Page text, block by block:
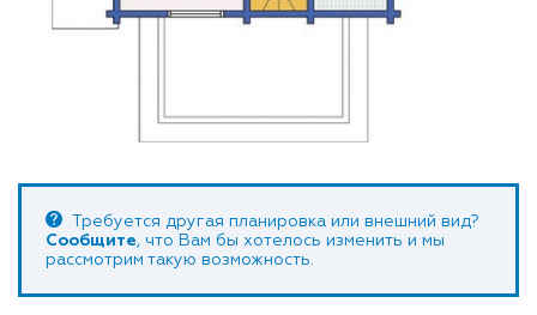
Требуется другая планировка или внешний вид?
Сообщите, что Вам бы хотелось изменить и мы
рассмотрим такую возможность.